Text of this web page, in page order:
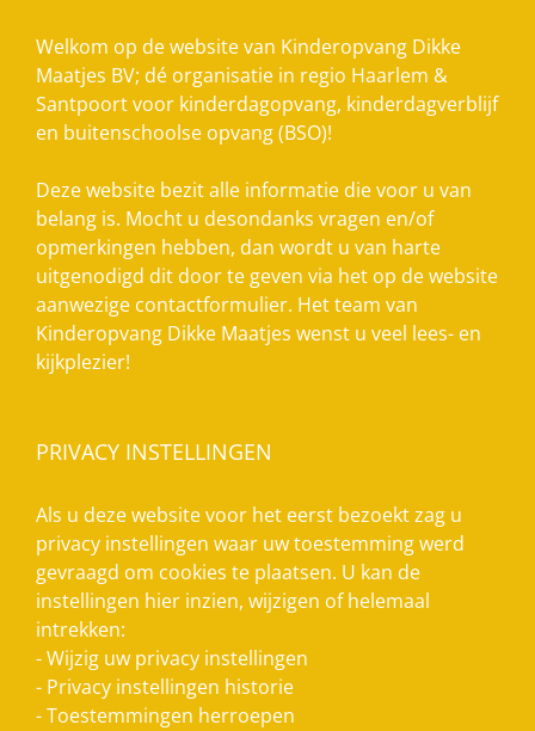
Welkom op de website van Kinderopvang Dikke
Maatjes BV; dé organisatie in regio Haarlem &
Santpoort voor kinderdagopvang, kinderdagverblijf
en buitenschoolse opvang (BSO)!
Deze website bezit alle informatie die voor u van
belang is. Mocht u desondanks vragen en/of
opmerkingen hebben, dan wordt u van harte
uitgenodigd dit door te geven via het op de website
aanwezige contactformulier. Het team van
Kinderopvang Dikke Maatjes wenst u veel lees- en
kijkplezier!
PRIVACY INSTELLINGEN
Als u deze website voor het eerst bezoekt zag u
privacy instellingen waar uw toestemming werd
gevraagd om cookies te plaatsen. U kan de
instellingen hier inzien, wijzigen of helemaal
intrekken:
-Wijzig uw privacy instellingen
- Privacy instellingen historie
-Toestemmingen herroepen